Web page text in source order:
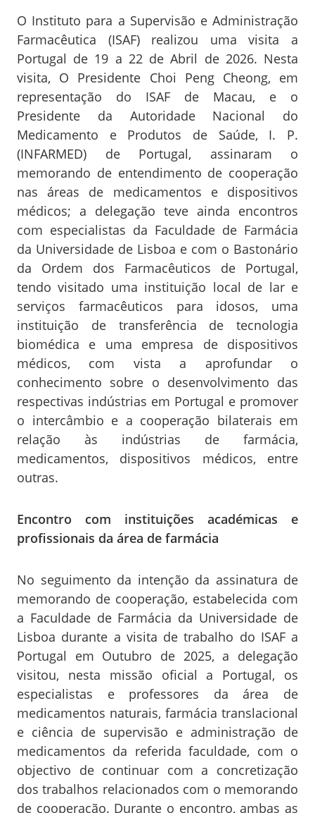
O Instituto para a Supervisão e Administração
Farmacêutica (ISAF) realizou uma visita a
Portugal de 19 a 22 de Abril de 2026. Nesta
visita, O Presidente Choi Peng Cheong, em
representação do ISAF de Macau, e o
Presidente da Autoridade Nacional do
Medicamento e Produtos de Saúde, I. P.
(INFARMED) de Portugal, assinaram o
memorando de entendimento de cooperação
nas áreas de medicamentos e dispositivos
médicos; a delegação teve ainda encontros
com especialistas da Faculdade de Farmácia
da Universidade de Lisboa e com o Bastonário
da Ordem dos Farmacêuticos de Portugal,
tendo visitado uma instituição local de lar e
serviços farmacêuticos para idosos, uma
instituição de transferência de tecnologia
biomédica e uma empresa de dispositivos
médicos, com vista a aprofundar o
conhecimento sobre o desenvolvimento das
respectivas indústrias em Portugal e promover
o intercâmbio e a cooperação bilaterais em
relação às indústrias de farmácia,
medicamentos, dispositivos médicos, entre
outras.
Encontro com instituições académicas e
profissionais da área de farmácia
No seguimento da intenção da assinatura de
memorando de cooperação, estabelecida com
a Faculdade de Farmácia da Universidade de
Lisboa durante a visita de trabalho do ISAF a
Portugal em Outubro de 2025, a delegação
visitou, nesta missão oficial a Portugal, os
especialistas e professores da área de
medicamentos naturais, farmácia translacional
e ciência de supervisão e administração de
medicamentos da referida faculdade, com o
objectivo de continuar com a concretização
dos trabalhos relacionados com o memorando
de cooperação. Durante o encontro, ambas as